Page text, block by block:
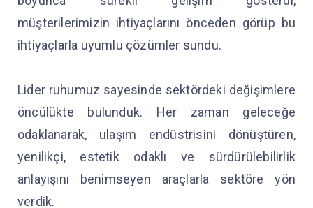
müşterilerimizin ihtiyaçlarını önceden görüp bu
ihtiyaçlarla uyumlu çözümler sundu.
Lider ruhumuz sayesinde sektördeki değişimlere
öncülükte bulunduk. Her zaman geleceğe
odaklanarak, ulaşım endüstrisini dönüştüren,
yenilikçi, estetik odaklı ve sürdürülebilirlik
anlayışını benimseyen araçlarla sektöre yön
verdik.